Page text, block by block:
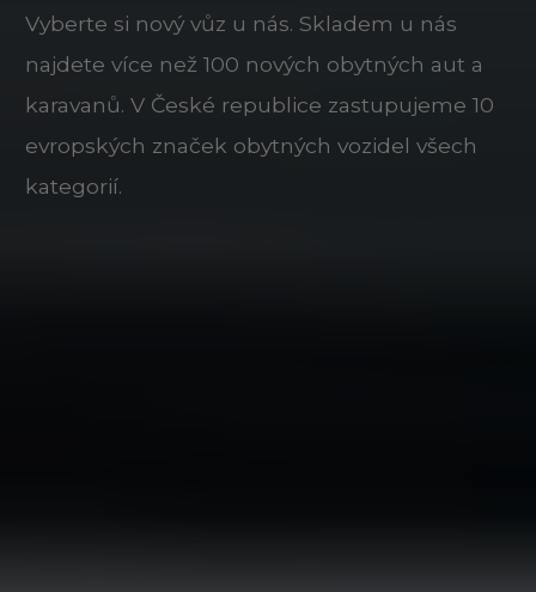
Vyberte si nový vůz u nás. Skladem u nás
najdete více než 100 nových obytných aut a
karavanů. V České republice zastupujeme 10
evropských značek obytných vozidel všech
kategorií.